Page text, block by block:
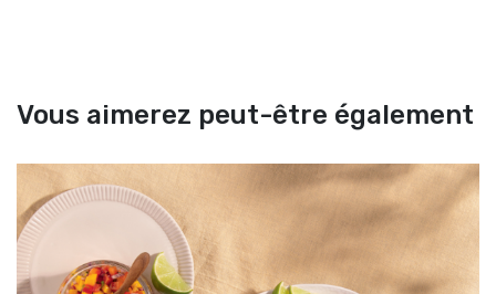
Vous aimerez peut-être également